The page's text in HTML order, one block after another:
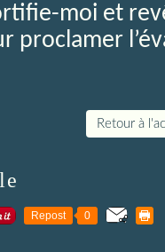
moi et
proclamer
Retour à
Repost 0